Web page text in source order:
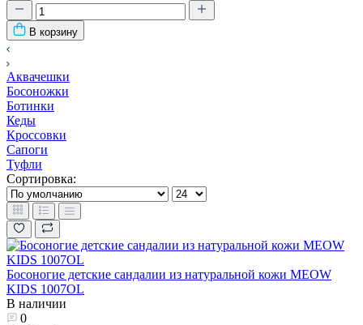
В корзину
Аквачешки
Босоножки
Ботинки
Кеды
Кроссовки
Сапоги
Туфли
Сортировка:
Босоногие детские сандалии из натуральной кожи MEOW
KIDS 1007OL
В наличии
0